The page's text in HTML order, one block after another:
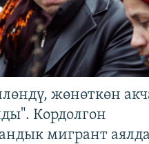
жөнөткөн
Кордолгон
мигрант